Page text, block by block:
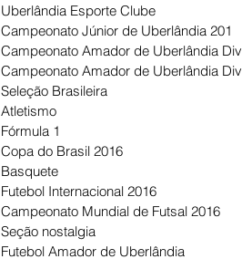
Uberlândia Esporte Clube
Campeonato Júnior de Uberlândia 201
Campeonato Amador de Uberlândia Div
Campeonato Amador de Uberlândia Div
Seleção Brasileira
Atletismo
Fórmula 1
Copa do Brasil 2016
Basquete
Futebol Internacional 2016
Campeonato Mundial de Futsal 2016
Seção nostalgia
Futebol Amador de Uberlândia